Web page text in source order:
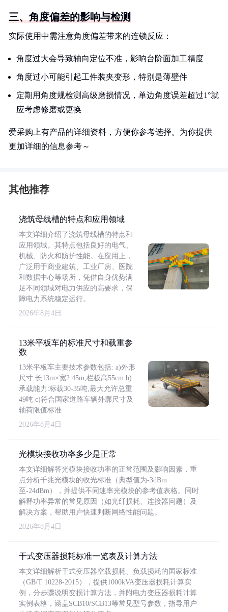
三、角度偏差的影响与检测
实际使用中需注意角度偏差带来的连锁反应：
角度过大会导致轴向定位不准，影响台阶面加工精度
角度过小可能引起工件装夹变形，特别是薄壁件
定期用角度规检测高级磨损情况，单边角度误差超过1°就
应考虑修磨或更换
爱采购上有产品的详细资料，方便你参考选择。为你提供
更加详细的信息参考～
其他推荐
浇筑母线槽的特点和应用领域
本文详细介绍了浇筑母线槽的特点和
应用领域。其特点包括良好的电气、
机械、防火和防护性能。在应用上，
广泛用于商业建筑、工业厂房、医院
和数据中心等场所，凭借自身优势满
足不同领域对电力供应的高要求，保
障电力系统稳定运行。
2026年8月4日
13米平板车的标准尺寸和载重参
数
13米平板车主要技术参数包括: a)外形
尺寸:长13m×宽2.45m,栏板高55cm b)
承载能力:标载30-35吨,最大允许总重
49吨 c)符合国家道路车辆外廓尺寸及
轴荷限值标准
2026年8月4日
光模块接收功率多少是正常
本文详细解答光模块接收功率的正常范围及影响因素，重
点分析千兆光模块的收光标准（典型值为-3dBm
至-24dBm），并提供不同速率光模块的参考值表格。同时
解释功率异常的常见原因（如光纤损耗、连接器问题）及
解决方案，帮助用户快速判断网络性能问题。
2026年8月4日
干式变压器损耗标准一览表及计算方法
本文详细解析干式变压器空载损耗、负载损耗的国家标准
（GB/T 10228-2015），提供1000kVA变压器损耗计算实
例，分步骤说明变损计算方法，并附电力变压器损耗计算
实例表格，涵盖SCB10/SCB13等常见型号参数，指导用户